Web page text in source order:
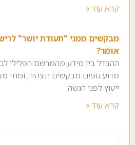
קרא עוד »
מבקשים ממני "תעודת יושר"
אומר?
ההבדל בין מידע מהמרשם הפלילי
מדוע גופים מבקשים תצהיר, ומתי
ייעוץ לפני הגשה.
קרא עוד »